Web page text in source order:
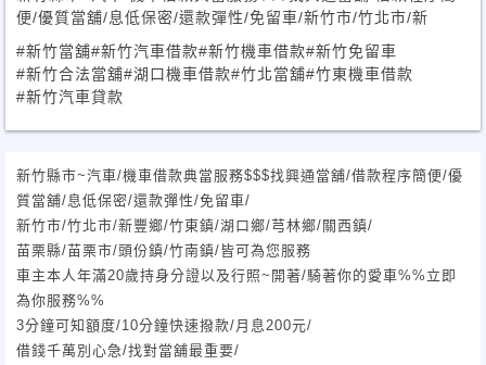
便/優質當舖/息低保密/還款彈性/免留車/新竹市/竹北市/新
#新竹當舖#新竹汽車借款#新竹機車借款#新竹免留車
#新竹合法當舖#湖口機車借款#竹北當舖#竹東機車借款
#新竹汽車貸款
新竹縣市~汽車/機車借款典當服務$$$找興通當舖/借款程序簡便/優
質當舖/息低保密/還款彈性/免留車/
新竹市/竹北市/新豐鄉/竹東鎮/湖口鄉/芎林鄉/關西鎮/
苗栗縣/苗栗市/頭份鎮/竹南鎮/皆可為您服務
車主本人年滿20歲持身分證以及行照~開著/騎著你的愛車%%立即
為你服務%%
3分鐘可知額度/10分鐘快速撥款/月息200元/
借錢千萬別心急/找對當舖最重要/